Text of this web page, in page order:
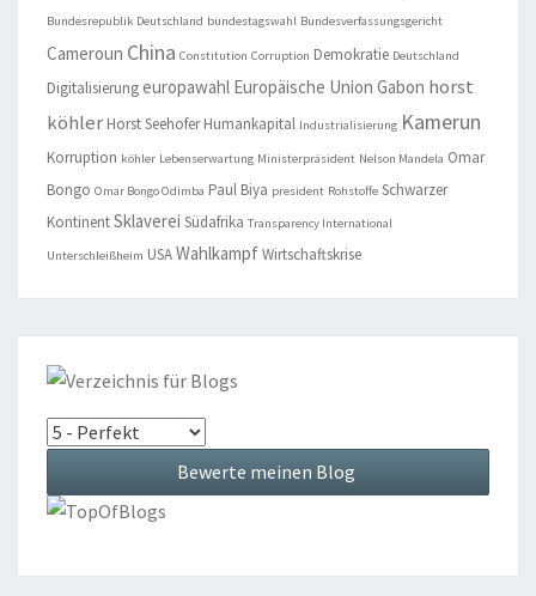
Bundesrepublik Deutschland bundestagswahl Bundesverfassungsgericht
Cameroun China Constitution Corruption Demokratie Deutschland
Digitalisierungeuropawahl Europäische Union Gabon horst
köhler Horst Seehofer Humankapital Industrialisierung Kamerun
Korruption köhler Lebenserwartung Ministerpräsident Nelson Mandela Omar
Bongo Omar Bongo Odimba Paul Biya president Rohstoffe Schwarzer
KontinentSklaverei Südafrika Transparency International
Unterschleißheim USAWahlkampfWirtschaftskrise